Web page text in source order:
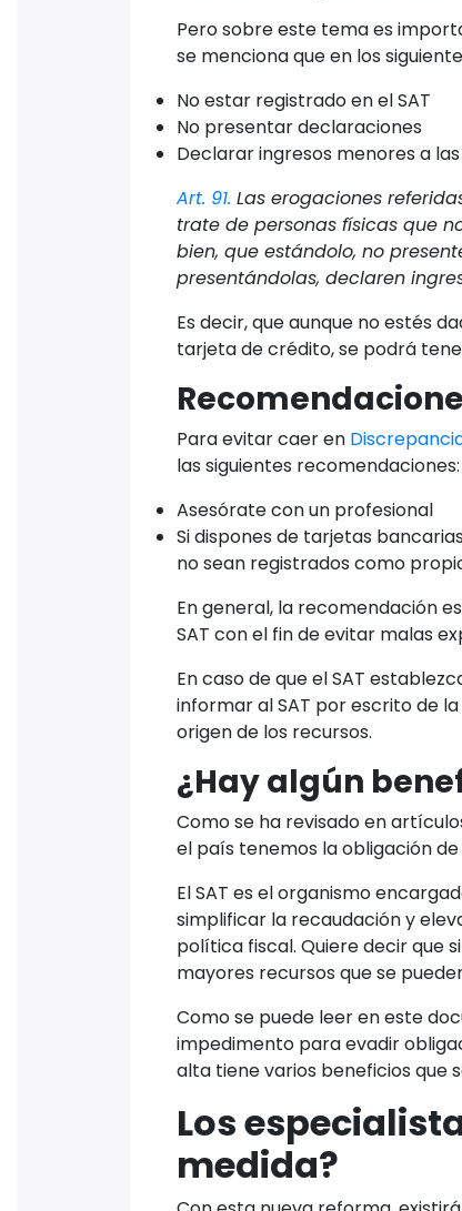
Pero sobre este tema es
se menciona que en los
No estar registrado en el SAT
No presentar declaraciones
Declarar ingresos menores a
Art. 91. Las erogaciones
trate de personas físicas que
bien, que estándolo, no
presentándolas, declaren
Es decir, que aunque no estés
tarjeta de crédito, se podrá
Para evitar caer en
las siguientes recomendaciones:
Asesórate con un profesional
Si dispones de tarjetas
no sean registrados como
En general, la recomendación
SAT con el fin de evitar malas
En caso de que el SAT
informar al SAT por escrito de
origen de los recursos.
¿Hay algún
Como se ha revisado en
el país tenemos la obligación
El SAT es el organismo
simplificar la recaudación y
política fiscal. Quiere decir que
mayores recursos que se
Como se puede leer en este
impedimento para evadir
alta tiene varios beneficios que
Los
medida?